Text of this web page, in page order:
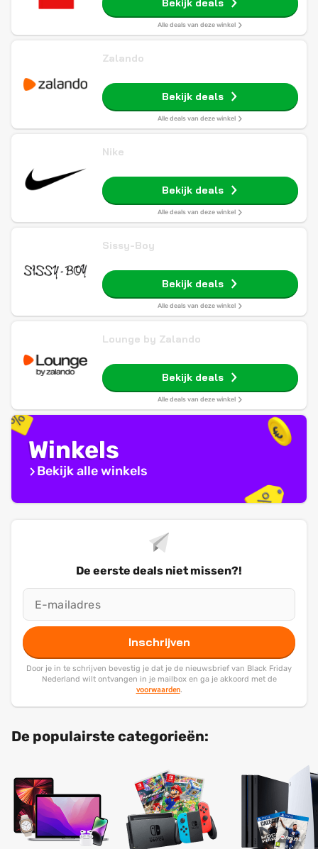
Bekijk deals
Alle deals van deze winkel
Zalando
Bekijk deals
Alle deals van deze winkel
Nike
Bekijk deals
Alle deals van deze winkel
Sissy-Boy
Bekijk deals
Alle deals van deze winkel
Lounge by Zalando
Bekijk deals
Alle deals van deze winkel
Winkels
Bekijk alle winkels
De eerste deals niet missen?!
Inschrijven
Door je in te schrijven bevestig je dat je de nieuwsbrief van Black Friday
Nederland wilt ontvangen in je mailbox en ga je akkoord met de
voorwaarden.
De populairste categorieën: